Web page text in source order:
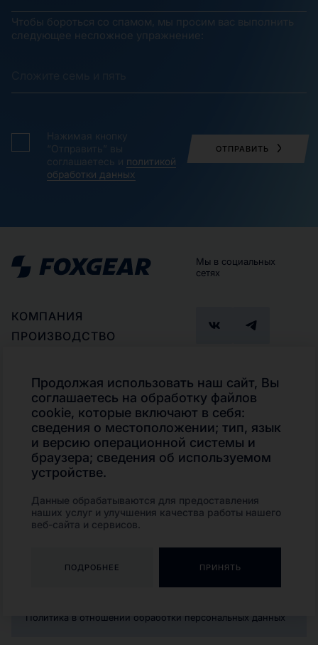
Чтобы бороться со спамом, мы просим вас выполнить
следующее несложное упражнение:
Нажимая кнопку
“Отправить” вы
соглашаетесь и политикой
обработки данных
ОТПРАВИТЬ
КОМПАНИЯ
ПРОИЗВОДСТВО
ГДЕ КУПИТЬ
ПОДБОР ПРОДУКТА
КОНТАКТЫ
КАТАЛОГ
Транспорт и
внедорожная техника
Индустриальные
Смазочно-охлаждающие
технологические
составы
Мы в социальных
сетях
Телефон
+7 (495)
280-02-13
Политика в отношении обработки персональных данных
Продолжая использовать наш сайт, Вы
соглашаетесь на обработку файлов
cookie, которые включают в себя:
сведения о местоположении; тип, язык
и версию операционной системы и
браузера; сведения об используемом
устройстве.
Данные обрабатываются для предоставления
наших услуг и улучшения качества работы нашего
веб-сайта и сервисов.
ПОДРОБНЕЕ ПРИНЯТЬ